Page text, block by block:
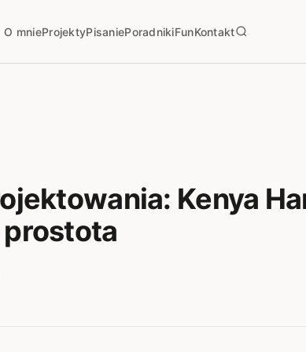
O mnieProjektyPisaniePoradnikiFunKontakt
Kenya